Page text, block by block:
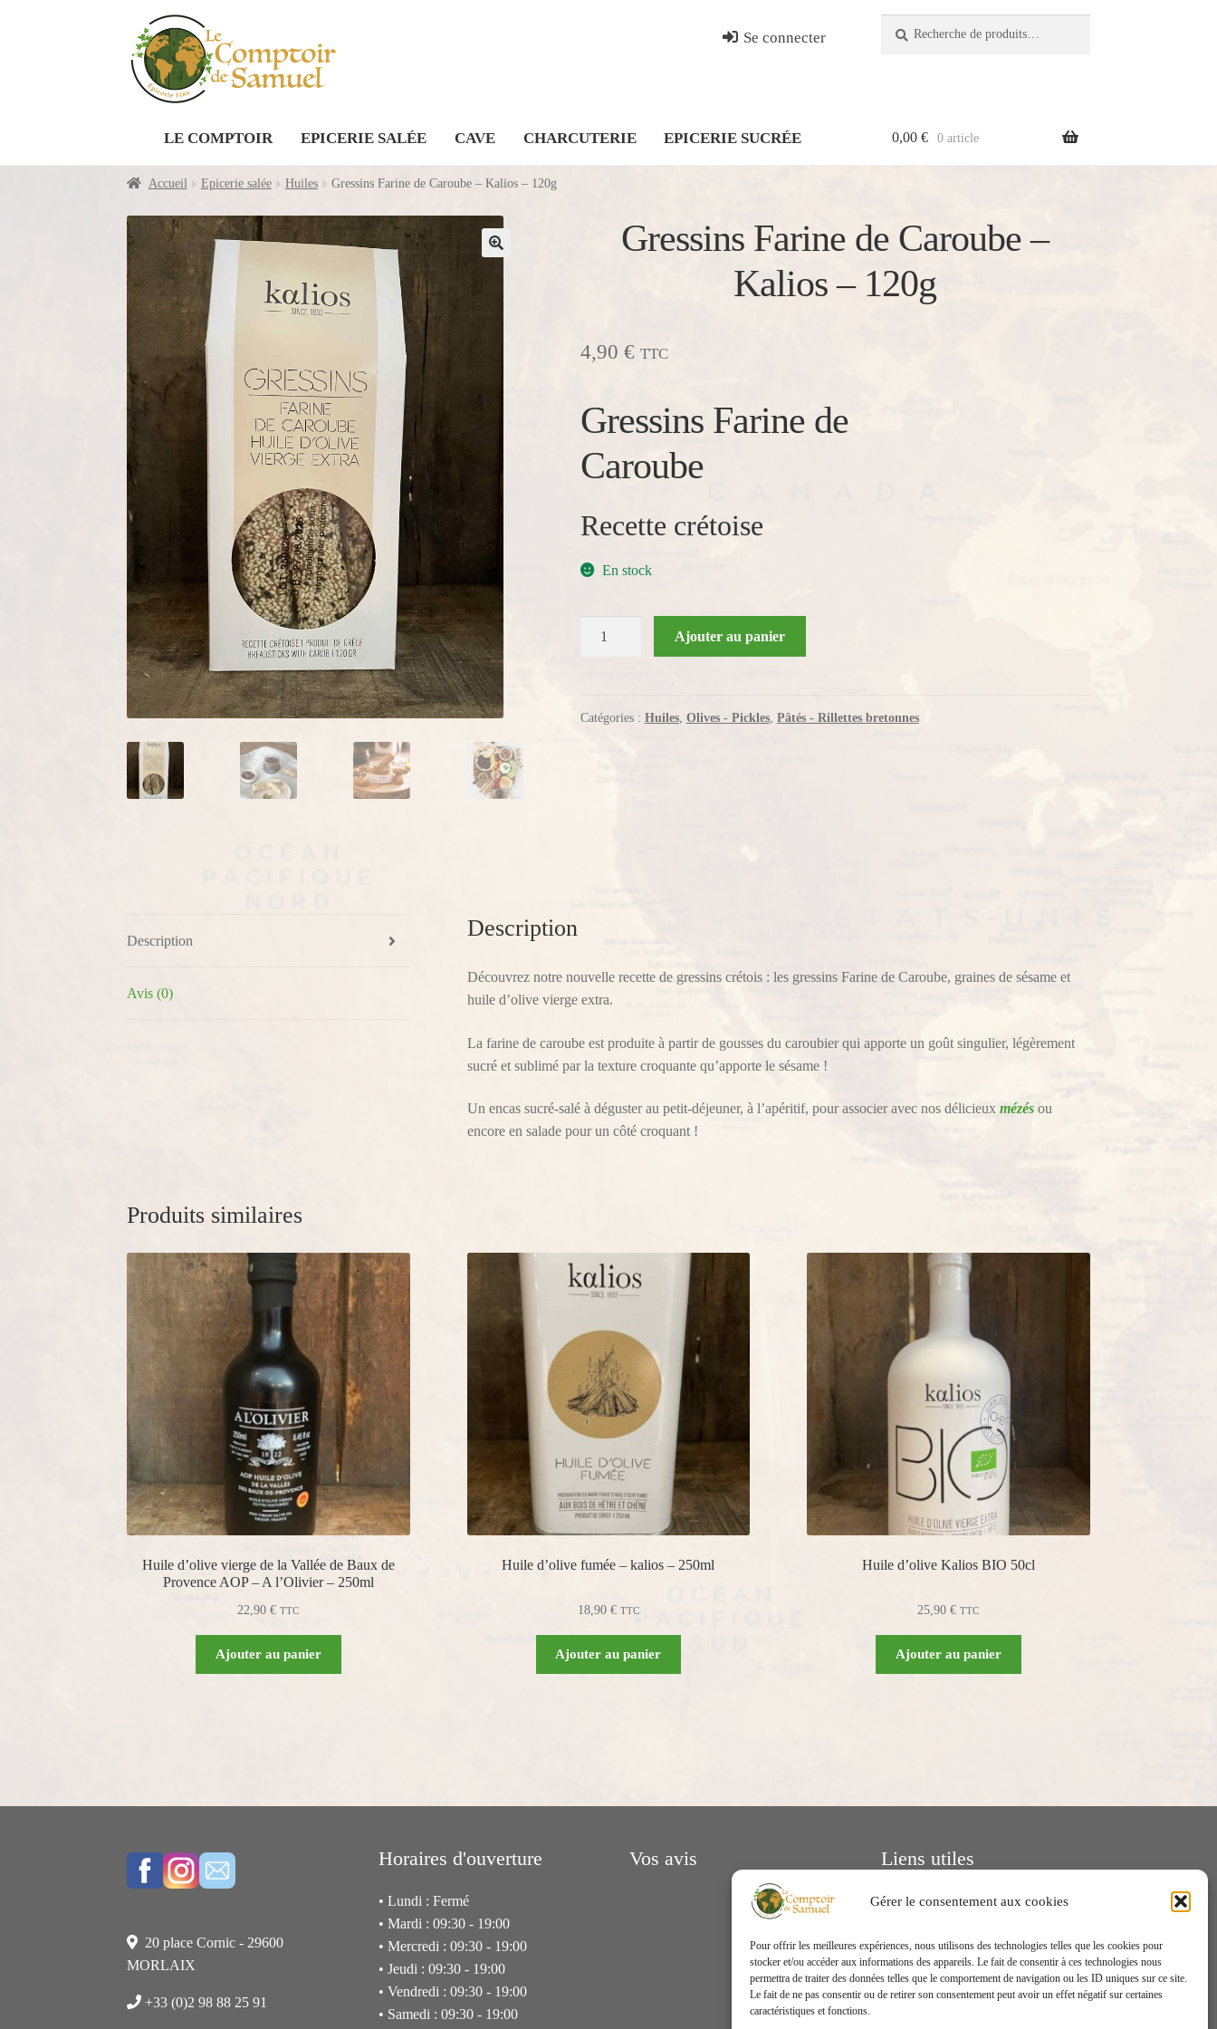
Gérer le consentement aux cookies
Pour offrir les meilleures expériences, nous utilisons des technologies telles que les cookies pour
stocker et/ou accéder aux informations des appareils. Le fait de consentir à ces technologies nous
permettra de traiter des données telles que le comportement de navigation ou les ID uniques sur ce site.
Le fait de ne pas consentir ou de retirer son consentement peut avoir un effet négatif sur certaines
caractéristiques et fonctions.
Aller
la
navigation
Aller
au
contenu
Se connecter
pour :
LE COMPTOIR EPICERIE SALÉE CAVE CHARCUTERIE EPICERIE SUCRÉE 0,00€ 0 article
Accueil Epicerie salée Huiles Gressins Farine de Caroube – Kalios – 120g
Gressins Farine de Caroube –
Kalios – 120g
4,90 € TTC
Gressins Farine de
Caroube
Recette crétoise
En stock
de
Ajouter au panier
Catégories : Huiles, Olives - Pickles, Pâtés - Rillettes bretonnes
Description
Avis (0)
Description
Découvrez notre nouvelle recette de gressins crétois : les gressins Farine de Caroube, graines de sésame et
huile d’olive vierge extra.
La farine de caroube est produite à partir de gousses du caroubier qui apporte un goût singulier, légèrement
sucré et sublimé par la texture croquante qu’apporte le sésame !
Un encas sucré-salé à déguster au petit-déjeuner, à l’apéritif, pour associer avec nos délicieux mézés ou
encore en salade pour un côté croquant !
Produits similaires
Huile d’olive vierge de la Vallée de Baux de
Provence AOP – A l’Olivier – 250ml
22,90€ TTC
Ajouter au panier
Huile d’olive fumée – kalios – 250ml
18,90 € TTC
Ajouter au panier
Huile d’olive Kalios BIO 50cl
25,90€ TTC
Ajouter au panier
20 place Cornic - 29600
MORLAIX
+33 (0)2 98 88 25 91
Horaires d'ouverture
• Lundi : Fermé
• Mardi : 09:30 - 19:00
• Mercredi : 09:30 - 19:00
• Jeudi : 09:30 - 19:00
• Vendredi : 09:30 - 19:00
• Samedi : 09:30 - 19:00
Vos avis Liens utiles
Nous contacter
Mentions légales
Livraison
Remboursements et retours